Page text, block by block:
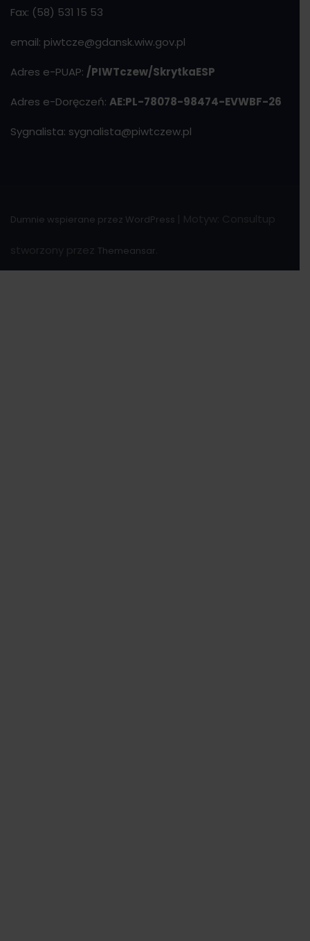
Fax: (58) 531 15 53
email: piwtcze@gdansk.wiw.gov.pl
Adres e-PUAP: /PIWTczew/SkrytkaESP
Adres e-Doręczeń: AE:PL-78078-98474-EVWBF-26
Sygnalista: sygnalista@piwtczew.pl
Dumnie wspierane przez WordPress
Themeansar